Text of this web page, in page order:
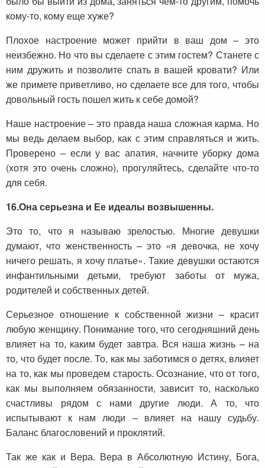
кому-то, кому еще хуже?
Плохое настроение может прийти в ваш дом – это
неизбежно. Но что вы сделаете с этим гостем? Станете с
ним дружить и позволите спать в вашей кровати? Или
же примете приветливо, но сделаете все для того, чтобы
довольный гость пошел жить к себе домой?
Наше настроение – это правда наша сложная карма. Но
мы ведь делаем выбор, как с этим справляться и жить.
Проверено – если у вас апатия, начните уборку дома
(хотя это очень сложно), прогуляйтесь, сделайте что-то
для себя.
16.Она серьезна и Ее идеалы возвышенны.
Это то, что я называю зрелостью. Многие девушки
думают, что женственность – это «я девочка, не хочу
ничего решать, я хочу платье». Такие девушки остаются
инфантильными детьми, требуют заботы от мужа,
родителей и собственных детей.
Серьезное отношение к собственной жизни – красит
любую женщину. Понимание того, что сегодняшний день
влияет на то, каким будет завтра. Вся наша жизнь – на
то, что будет после. То, как мы заботимся о детях, влияет
на то, как мы проведем старость. Осознание, что от того,
как мы выполняем обязанности, зависит то, насколько
счастливы рядом с нами другие люди. А то, что
испытывают к нам люди – влияет на нашу судьбу.
Баланс благословений и проклятий.
Так же как и Вера. Вера в Абсолютную Истину, Бога,